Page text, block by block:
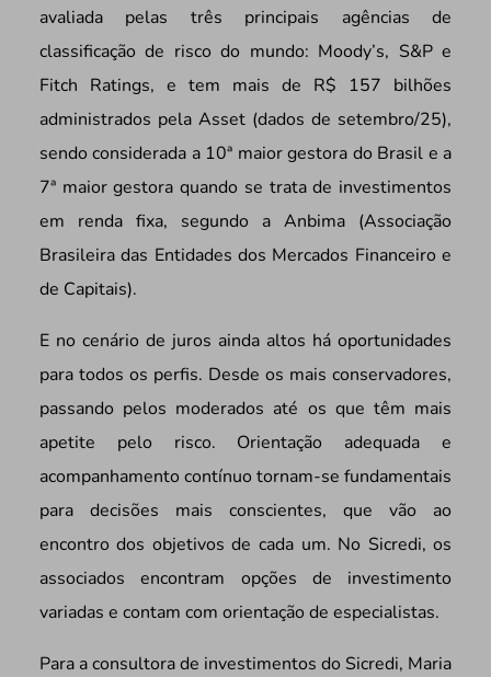
avaliada pelas três principais agências de
classificação de risco do mundo: Moody’s, S&P e
Fitch Ratings, e tem mais de R$ 157 bilhões
administrados pela Asset (dados de setembro/25),
sendo considerada a 10ª maior gestora do Brasil e a
7ª maior gestora quando se trata de investimentos
em renda fixa, segundo a Anbima (Associação
Brasileira das Entidades dos Mercados Financeiro e
de Capitais).
E no cenário de juros ainda altos há oportunidades
para todos os perfis. Desde os mais conservadores,
passando pelos moderados até os que têm mais
apetite pelo risco. Orientação adequada e
acompanhamento contínuo tornam-se fundamentais
para decisões mais conscientes, que vão ao
encontro dos objetivos de cada um. No Sicredi, os
associados encontram opções de investimento
variadas e contam com orientação de especialistas.
Para a consultora de investimentos do Sicredi, Maria